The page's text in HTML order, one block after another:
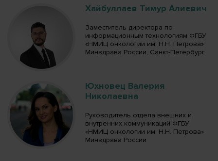
Хайбуллаев Тимур Алиевич
Заместитель директора по
информационным технологиям ФГБУ
«НМИЦ онкологии им. Н.Н. Петрова»
Минздрава России, Санкт-Петербург
Юхновец Валерия
Николаевна
Руководитель отдела внешних и
внутренних коммуникаций ФГБУ
«НМИЦ онкологии им. Н.Н. Петрова»
Минздрава России